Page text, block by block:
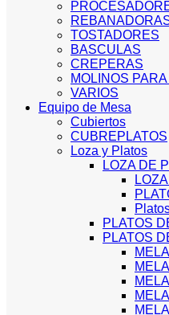
TOSTADORES
BASCULAS
CREPERAS
MOLINOS
VARIOS
Equipo de Mesa
Cubiertos
CUBREPLATOS
Loza y Platos
LOZA DE
PLATOS
PLATOS